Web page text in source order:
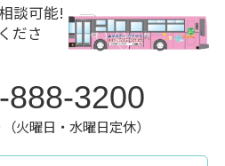
談可能!
ださ
888-3200
火曜日・水曜日定休）